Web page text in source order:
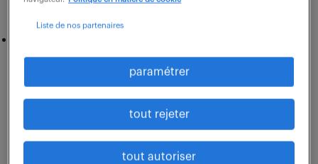
service lié à votre expertise,
de transformation ou de structuration.
Autrement dit : ne candidatez pas simplement
parce qu’une entreprise vous plaît. Candidater en
spontané, surtout à un niveau cadre, suppose de
Liste de nos partenaires
paramétrer
tout rejeter
tout autoriser